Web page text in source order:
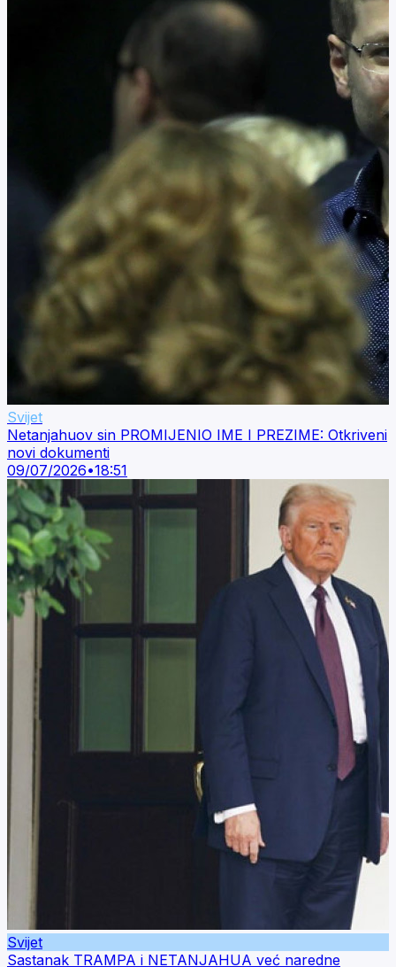
Svijet
Netanjahuov sin PROMIJENIO IME I PREZIME: Otkriveni
novi dokumenti
09/07/2026•18:51
Svijet
Sastanak TRAMPA i NETANJAHUA već naredne